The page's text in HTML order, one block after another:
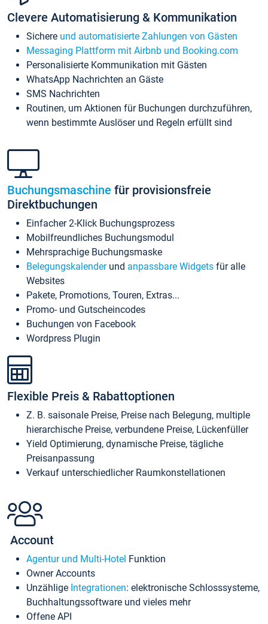
Clevere Automatisierung & Kommunikation
Sichere und automatisierte Zahlungen von Gästen
Messaging Plattform mit Airbnb und Booking.com
Personalisierte Kommunikation mit Gästen
WhatsApp Nachrichten an Gäste
SMS Nachrichten
Routinen, um Aktionen für Buchungen durchzuführen,
wenn bestimmte Auslöser und Regeln erfüllt sind
Buchungsmaschine für provisionsfreie
Direktbuchungen
Einfacher 2-Klick Buchungsprozess
Mobilfreundliches Buchungsmodul
Mehrsprachige Buchungsmaske
Belegungskalenderund anpassbare Widgets für alle
Websites
Pakete, Promotions, Touren, Extras...
Promo- und Gutscheincodes
Buchungen von Facebook
Wordpress Plugin
Flexible Preis & Rabattoptionen
Z. B. saisonale Preise, Preise nach Belegung, multiple
hierarchische Preise, verbundene Preise, Lückenfüller
Yield Optimierung, dynamische Preise, tägliche
Preisanpassung
Verkauf unterschiedlicher Raumkonstellationen
Account
Agentur und Multi-Hotel Funktion
Owner Accounts
Unzählige Integrationen: elektronische Schlosssysteme,
Buchhaltungssoftware und vieles mehr
Offene API